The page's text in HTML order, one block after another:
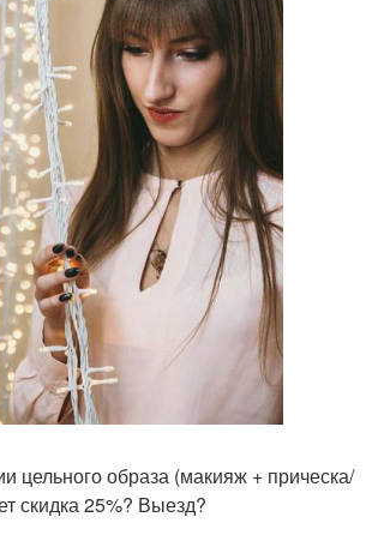
цельного образа (макияж + прическа/
скидка 25%? Выезд?